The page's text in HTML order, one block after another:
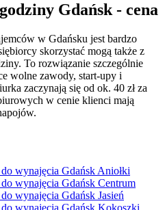
Gdańsk - cena
w Gdańsku jest bardzo
skorzystać mogą także z
To rozwiązanie szczególnie
wolne zawody, start-upy i
zaczynają się od ok. 40 zł za
w cenie klienci mają
wynajęcia Gdańsk Aniołki
wynajęcia Gdańsk Centrum
wynajęcia Gdańsk Jasień
wynajęcia Gdańsk Kokoszki